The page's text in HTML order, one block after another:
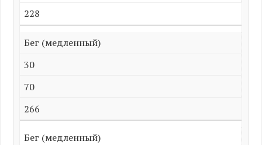
228
Бег (медленный)
30
70
266
Бег (медленный)